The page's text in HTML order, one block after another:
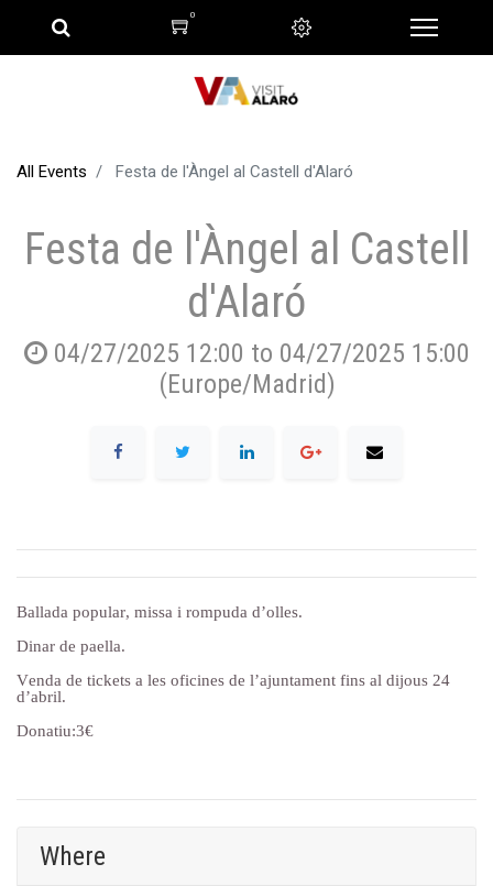
0
All Events Festa de l'Àngel al Castell d'Alaró
Festa de l'Àngel al Castell
d'Alaró
04/27/2025 12:00 to 04/27/2025 15:00
(Europe/Madrid)
Ballada popular, missa i rompuda d’olles.
Dinar de paella.
Venda de tickets a les oficines de l’ajuntament fins al dijous 24
d’abril.
Donatiu:3€
Where